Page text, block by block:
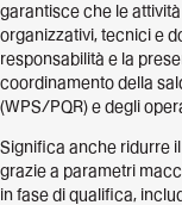
garantisce che le
organizzativi, tecnici e
responsabilità e la
coordinamento della
(WPS/PQR) e degli
Significa anche ridurre
grazie a parametri
in fase di qualifica,